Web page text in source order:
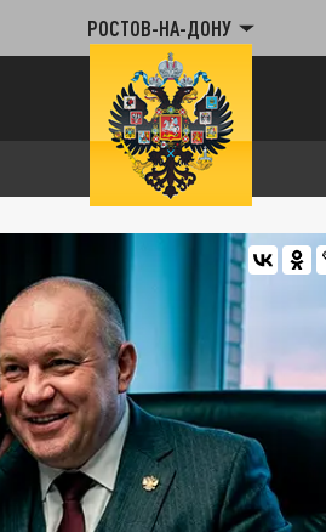
РОСТОВ-НА-ДОНУ